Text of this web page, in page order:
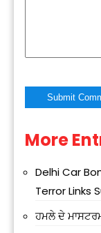
Alternative:
More
Delhi Car
Terror Links
ਹਮਲੇ ਦੇ